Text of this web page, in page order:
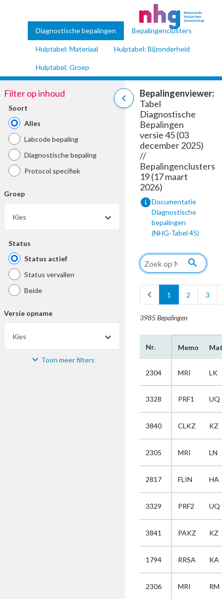
Diagnostische bepalingen Bepalingenclusters
Hulptabel: Materiaal Hulptabel: Bijzonderheid
Hulptabel: Groep
chevron_left
Filter op inhoud
Soort
Alles
Labcode bepaling
Diagnostische bepaling
Protocol specifiek
Groep
Kies
Status
Status actief
Status vervallen
Beide
Versie opname
Kies
Materiaal Toon meer filters
Bepalingenviewer:
Tabel
Diagnostische
Bepalingen
versie 45 (03
december 2025)
//
Bepalingenclusters
19 (17 maart
2026)
infoDocumentatie
Diagnostische
bepalingen
(NHG-Tabel 45)
search
chevron_left 1 2 3
3985 Bepalingen
Nr. Memo
2304 MRI LK
3328 PRF1 UQ
3840 CLKZ KZ
2305 MRI LN
2817 FLIN HA
3329 PRF2 UQ
3841 PAKZ KZ
1794 RRSA KA
2306 MRI RM